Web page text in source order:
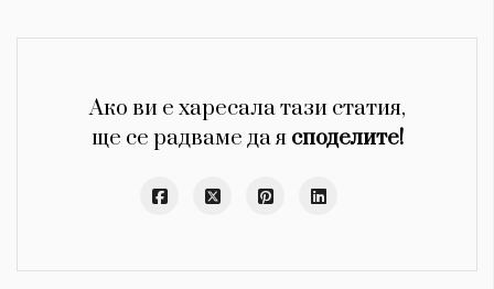
Ако ви е харесала тази статия,
ще се радваме да я споделите!